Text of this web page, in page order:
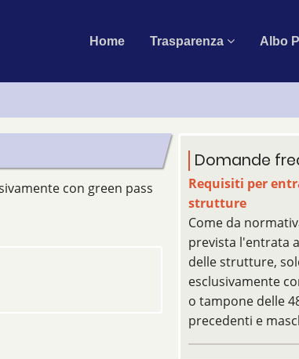
Main
navigation
Home Trasparenza Albo
con green pass
Domande
Requisiti per
strutture
Come da
prevista l'entrata
delle strutture,
esclusivamente
o tampone delle
precedenti e